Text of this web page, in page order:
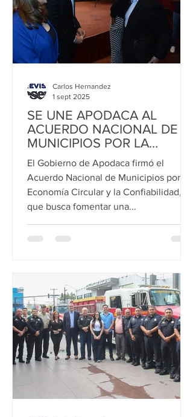
SE UNE APODACA AL
ACUERDO NACIONAL DE
MUNICIPIOS POR LA
ECONOMÍA CIRCULAR Y LA
CONFIABILIDAD
El Gobierno de Apodaca firmó el
Acuerdo Nacional de Municipios por la
Economía Circular y la Confiabilidad,
que busca fomentar una...
Carlos Hernandez
1 sept 2025